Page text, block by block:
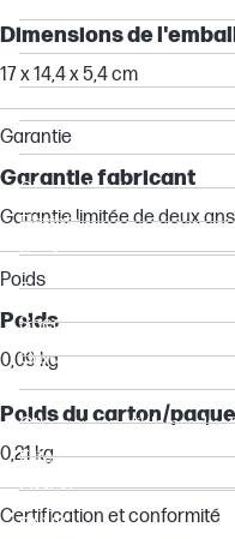
Dimensions de
17 x 14,4 x 5,4 cm
Garantie
Garantie fabricant
Garantie limitée de deux ans
Poids
Poids
0,09 kg
Poids du carton/
0,21 kg
Certification et conformité
Dragonfly
Elite
Z
Pro
Essential
Chromebook
Flexible
Pavilion
Envy
Spectre
Chromebox
Mobile Thin Client
Other compatible
EliteDesk
OMEN
ENVY